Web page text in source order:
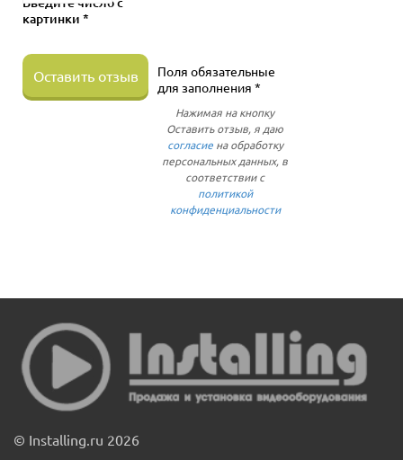
картинки *
Оставить отзыв
Поля обязательные
для заполнения *
Нажимая на кнопку
Оставить отзыв, я даю
согласиена обработку
персональных данных, в
соответствии с
политикой
конфиденциальности
© Installing.ru 2026